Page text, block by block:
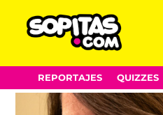
Skip
to
content
REPORTAJES QUIZZES